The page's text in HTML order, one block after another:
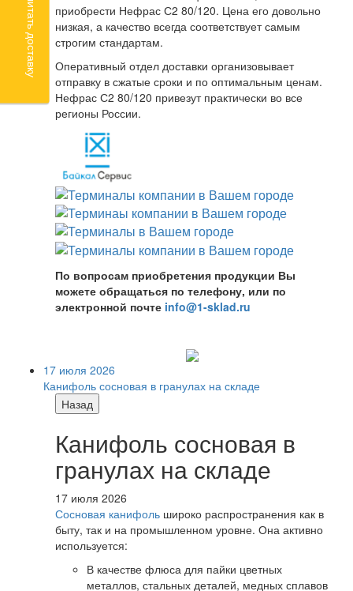
приобрести Нефрас С2 80/120. Цена его довольно
низкая, а качество всегда соответствует самым
строгим стандартам.
Оперативный отдел доставки организовывает
отправку в сжатые сроки и по оптимальным ценам.
Нефрас С2 80/120 привезут практически во все
регионы России.
По вопросам приобретения продукции Вы
можете обращаться по телефону, или по
электронной почте info@1-sklad.ru
17 июля 2026
Канифоль сосновая в гранулах на складе
Назад
Канифоль сосновая в
гранулах на складе
17 июля 2026
Сосновая канифоль широко распространения как в
быту, так и на промышленном уровне. Она активно
используется:
В качестве флюса для пайки цветных
металлов, стальных деталей, медных сплавов
Рассчитать доставку